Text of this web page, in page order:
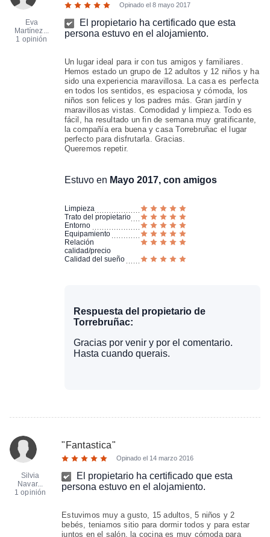
Eva
Martínez...
1 opinión
Opinado el 8 mayo 2017
El propietario ha certificado que esta
persona estuvo en el alojamiento.
Un lugar ideal para ir con tus amigos y familiares.
Hemos estado un grupo de 12 adultos y 12 niños y ha
sido una experiencia maravillosa. La casa es perfecta
en todos los sentidos, es espaciosa y cómoda, los
niños son felices y los padres más. Gran jardín y
maravillosas vistas. Comodidad y limpieza. Todo es
fácil, ha resultado un fin de semana muy gratificante,
la compañía era buena y casa Torrebruñac el lugar
perfecto para disfrutarla. Gracias.
Queremos repetir.
Estuvo en Mayo 2017, con amigos
Limpieza
Trato del propietario
Entorno
Equipamiento
Relación
calidad/precio
Calidad del sueño
Respuesta del propietario de
Torrebruñac:
Gracias por venir y por el comentario.
Hasta cuando querais.
Silvia
Navar...
1 opinión
" Fantastica"
Opinado el 14 marzo 2016
El propietario ha certificado que esta
persona estuvo en el alojamiento.
Estuvimos muy a gusto, 15 adultos, 5 niños y 2
bebés, teniamos sitio para dormir todos y para estar
juntos en el salón, la cocina es muy cómoda para